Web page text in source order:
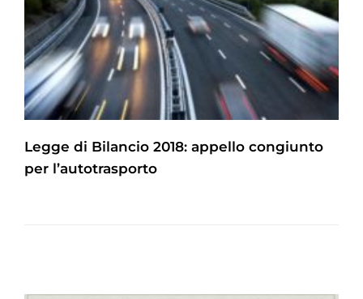
Legge di Bilancio 2018: appello congiunto
per l’autotrasporto